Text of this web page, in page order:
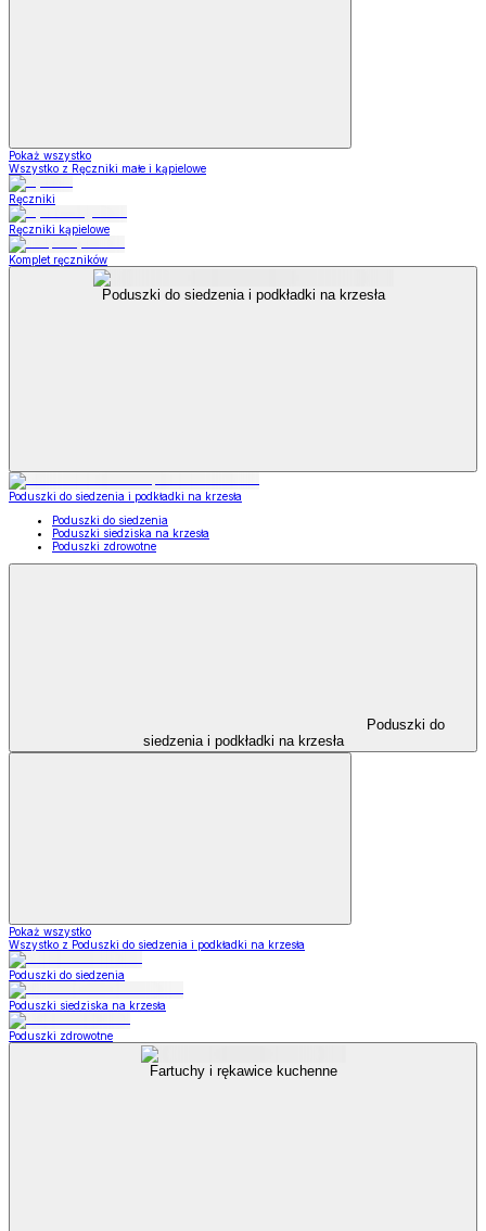
Pokaż wszystko
Wszystko z Ręczniki małe i kąpielowe
Ręczniki
Ręczniki kąpielowe
Komplet ręczników
Poduszki do siedzenia i podkładki na krzesła
Poduszki do siedzenia i podkładki na krzesła
Poduszki do siedzenia
Poduszki siedziska na krzesła
Poduszki zdrowotne
Poduszki do
siedzenia i podkładki na krzesła
Pokaż wszystko
Wszystko z Poduszki do siedzenia i podkładki na krzesła
Poduszki do siedzenia
Poduszki siedziska na krzesła
Poduszki zdrowotne
Fartuchy i rękawice kuchenne